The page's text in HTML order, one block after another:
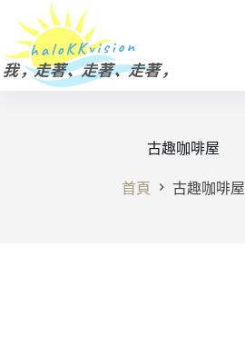
主
要
古趣咖啡屋
首頁 古趣咖啡屋